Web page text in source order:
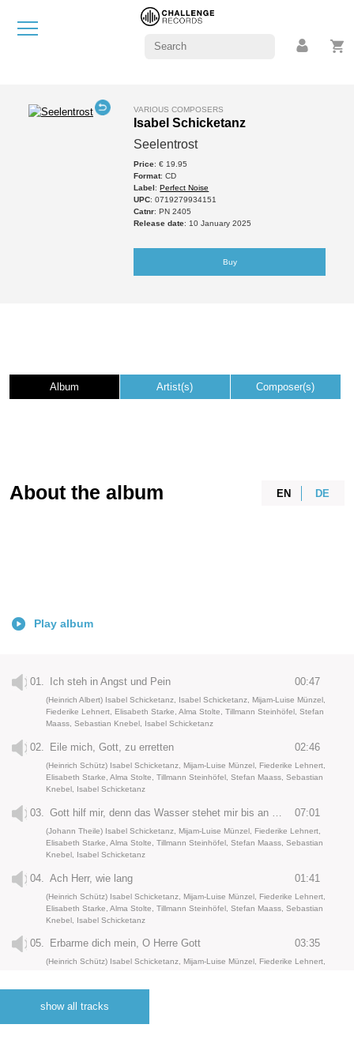
VARIOUS COMPOSERS
Isabel Schicketanz
Seelentrost
Price: € 19.95
Format: CD
Label:Perfect Noise
UPC: 0719279934151
Catnr: PN 2405
Release date: 10 January 2025
Buy
Album Artist(s) Composer(s)
EN DE
About the album
Play album
01. Ich steh in Angst und Pein 00:47
(Heinrich Albert) Isabel Schicketanz, Isabel Schicketanz, Mijam-Luise Münzel,
Fiederike Lehnert, Elisabeth Starke, Alma Stolte, Tillmann Steinhöfel, Stefan
Maass, Sebastian Knebel, Isabel Schicketanz
02. Eile mich, Gott, zu erretten 02:46
(Heinrich Schütz) Isabel Schicketanz, Mijam-Luise Münzel, Fiederike Lehnert,
Elisabeth Starke, Alma Stolte, Tillmann Steinhöfel, Stefan Maass, Sebastian
Knebel, Isabel Schicketanz
03. 07:01
(Johann Theile) Isabel Schicketanz, Mijam-Luise Münzel, Fiederike Lehnert,
Elisabeth Starke, Alma Stolte, Tillmann Steinhöfel, Stefan Maass, Sebastian
Knebel, Isabel Schicketanz
04. Ach Herr, wie lang 01:41
(Heinrich Schütz) Isabel Schicketanz, Mijam-Luise Münzel, Fiederike Lehnert,
Elisabeth Starke, Alma Stolte, Tillmann Steinhöfel, Stefan Maass, Sebastian
Knebel, Isabel Schicketanz
05. Erbarme dich mein, O Herre Gott 03:35
(Heinrich Schütz) Isabel Schicketanz, Mijam-Luise Münzel, Fiederike Lehnert,
06. Seelen, die Ihr durch den Tod
(Heinrich Albert) Isabel Schicketanz, Mijam-Luise Münzel, Fiederike Lehnert,
show all tracks